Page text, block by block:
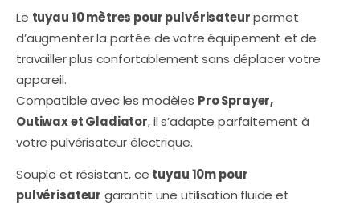
Le tuyau 10 mètres pour pulvérisateurpermet
d’augmenter la portée de votre équipement et de
travailler plus confortablement sans déplacer votre
appareil.
Compatible avec les modèles Pro Sprayer,
Outiwax et Gladiator, il s’adapte parfaitement à
votre pulvérisateur électrique.
Souple et résistant, ce tuyau 10m pour
pulvérisateur garantit une utilisation fluide et